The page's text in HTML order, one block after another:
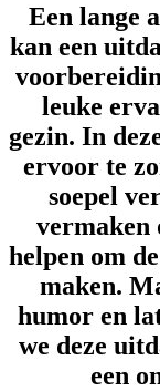
Een lange
kan een
leuke
gezin. In
ervoor te
soepel
vermaken
helpen om
maken.
humor en
we deze
een